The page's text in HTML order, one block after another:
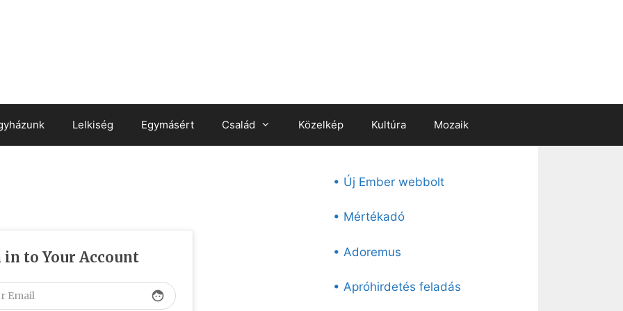
Lelkiség Egymásért Család Közelkép Kultúra Mozaik
in to Your Account
face
• Új Ember webbolt
• Mértékadó
• Adoremus
• Apróhirdetés feladás